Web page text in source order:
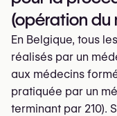
(opération du
En Belgique, tous
réalisés par un
aux médecins
pratiquée par un
terminant par 210).